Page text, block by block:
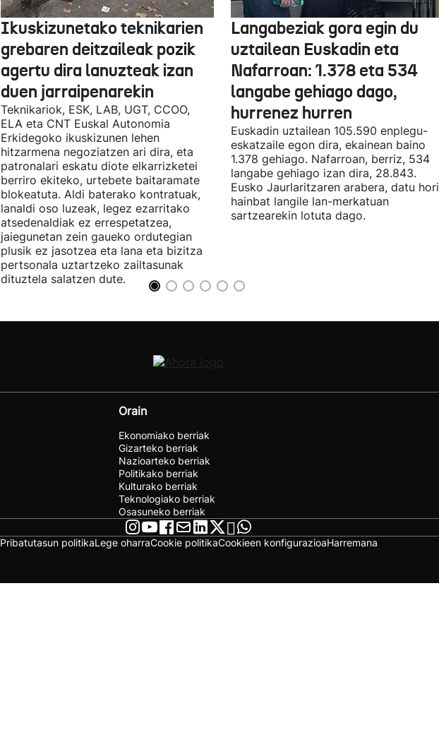
Ikuskizunetako teknikarien
grebaren deitzaileak pozik
agertu dira lanuzteak izan
duen jarraipenarekin
Teknikariok, ESK, LAB, UGT, CCOO,
ELA eta CNT Euskal Autonomia
Erkidegoko ikuskizunen lehen
hitzarmena negoziatzen ari dira, eta
patronalari eskatu diote elkarrizketei
berriro ekiteko, urtebete baitaramate
blokeatuta. Aldi baterako kontratuak,
lanaldi oso luzeak, legez ezarritako
atsedenaldiak ez errespetatzea,
jaiegunetan zein gaueko ordutegian
plusik ez jasotzea eta lana eta bizitza
pertsonala uztartzeko zailtasunak
dituztela salatzen dute.
Langabeziak gora egin du
uztailean Euskadin eta
Nafarroan: 1.378 eta 534
langabe gehiago dago,
hurrenez hurren
Euskadin uztailean 105.590 enplegu-
eskatzaile egon dira, ekainean baino
1.378 gehiago. Nafarroan, berriz, 534
langabe gehiago izan dira, 28.843.
Eusko Jaurlaritzaren arabera, datu hori
hainbat langile lan-merkatuan
sartzearekin lotuta dago.
Orain
Ekonomiako berriak
Gizarteko berriak
Nazioarteko berriak
Politikako berriak
Kulturako berriak
Teknologiako berriak
Osasuneko berriak
Pribatutasun politikaLege oharraCookie politikaCookieen konfigurazioaHarremana